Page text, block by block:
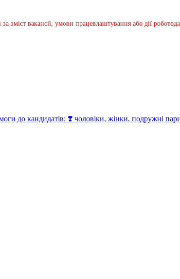
зміст вакансії, умови працевлаштування або дії
❣️ чоловіки, жінки, подружні пари